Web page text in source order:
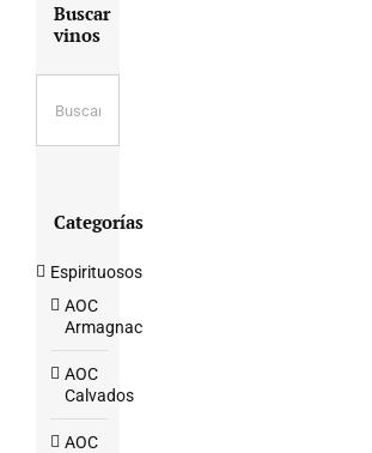
Buscar
vinos
Categorías
Espirituosos
AOC
Armagnac
AOC
Calvados
AOC